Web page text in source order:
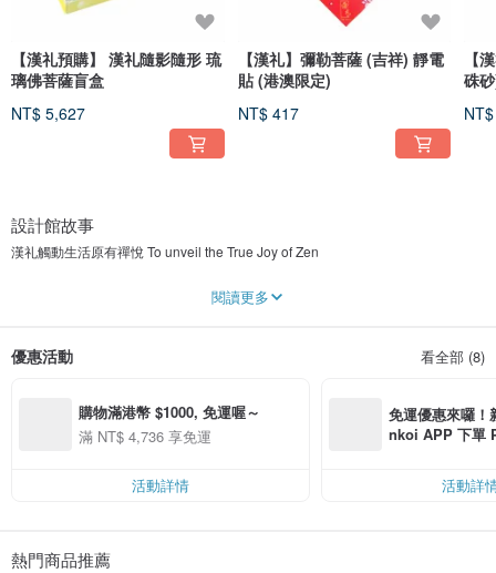
【漢礼預購】 漢礼隨影隨形 琉
璃佛菩薩盲盒
NT$ 5,627
【漢礼】彌勒菩薩 (吉祥) 靜電
貼 (港澳限定)
NT$ 417
【
硃
設計館故事
漢礼觸動生活原有禪悅 To unveil the True Joy of Zen
「礼」為禮的古字，包含禮規、禮儀和禮物的意思。透過重新演繹傳統東方價
值，漢礼致力推廣為您及地球帶來愛、喜悅和平安的產品。
香、尼泊爾直送人手製的頌缽、與及充滿舒適感的布衣等，門市正在商業區的中
我們亦與本地藝術家合作，為社區推廣正念生活和文化藝術。想進一步了解我
們，歡迎看看我們的網頁及頻道，與及媒體報導片段，也十分期待您參觀我們位
閱讀更多
優惠活動 看全部 (8)
購物滿港幣 $1000, 免運喔～
滿 NT$ 4,736 享免運
活動詳情
免運優惠來囉
nkoi APP 下單
活動詳
熱門商品推薦